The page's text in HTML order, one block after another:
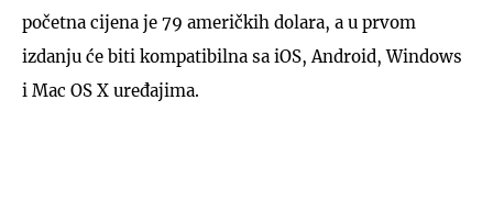
početna cijena je 79 američkih dolara, a u prvom
izdanju će biti kompatibilna sa iOS, Android, Windows
i Mac OS X uređajima.